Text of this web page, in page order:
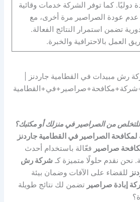
دوليًا. كما توفر الشركة خدمات وقائية
عودة الصراصير مرة أخرى، مع
تضمن استمرار النتائج الفعالة.
العمل بالاحترافية والخبرة.
رش مبيدات في القطامية جاردنز |
من الصراصير في منزلك أو مكتبك؟
لمكافحة الصراصير في القطامية جاردنز
صراصير فعّالة باستخدام أحدث
نحن نقدم حلولًا متميزة كـ شركة رش
للقضاء على الآفات وضمان بيئة
إبادة صراصير تضمن لك نتائج طويلة